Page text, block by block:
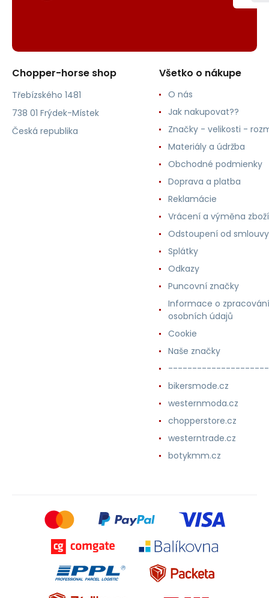
Chopper-horse shop
Třebízského 1481
738 01 Frýdek-Místek
Česká republika
Všetko o nákupe
O nás
Jak nakupovat??
Značky - velikosti -
Materiály a údržba
Obchodné podmienky
Doprava a platba
Reklamácie
Vrácení a výměna zboží
Odstoupení od smlouvy
Splátky
Odkazy
Puncovní značky
Informace o zpracování
osobních údajů
Cookie
Naše značky
bikersmode.cz
westernmoda.cz
chopperstore.cz
westerntrade.cz
botykmm.cz